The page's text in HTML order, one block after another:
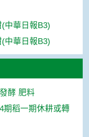
中華日報B3)
中華日報B3)
酵 肥料
期稻一期休耕或轉